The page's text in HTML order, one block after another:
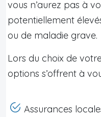
vous n’aurez pas à
potentiellement
ou de maladie grave.
Lors du choix de
options s’offrent à
Assurances